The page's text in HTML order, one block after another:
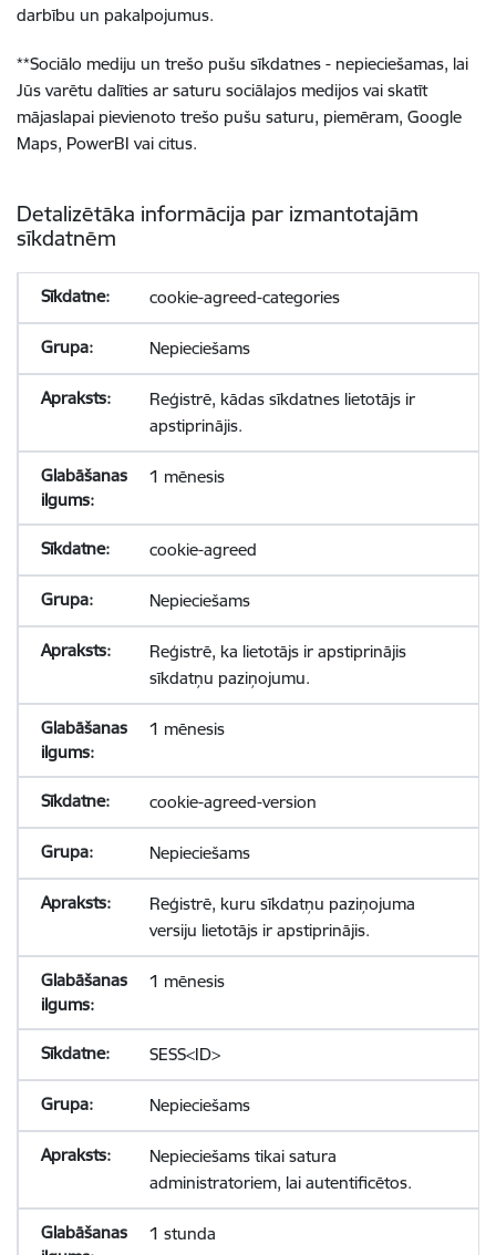
darbību un pakalpojumus.
**Sociālo mediju un trešo pušu sīkdatnes - nepieciešamas, lai
Jūs varētu dalīties ar saturu sociālajos medijos vai skatīt
mājaslapai pievienoto trešo pušu saturu, piemēram, Google
Maps, PowerBI vai citus.
Detalizētāka informācija par izmantotajām
sīkdatnēm
cookie-agreed-categories
Nepieciešams
Reģistrē, kādas sīkdatnes lietotājs ir
apstiprinājis.
1 mēnesis
cookie-agreed
Nepieciešams
Reģistrē, ka lietotājs ir apstiprinājis
sīkdatņu paziņojumu.
1 mēnesis
cookie-agreed-version
Nepieciešams
Reģistrē, kuru sīkdatņu paziņojuma
versiju lietotājs ir apstiprinājis.
1 mēnesis
SESS<ID>
Nepieciešams
Nepieciešams tikai satura
administratoriem, lai autentificētos.
1 stunda